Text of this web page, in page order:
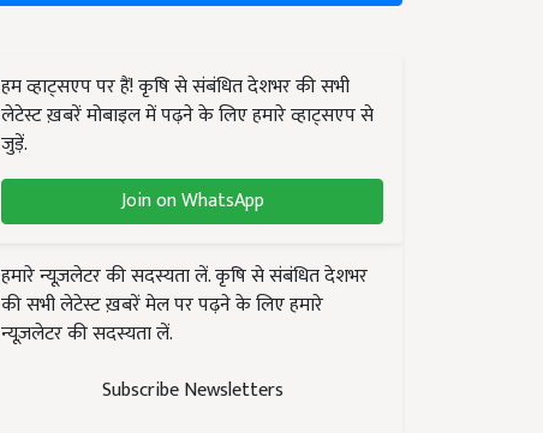
हम व्हाट्सएप पर हैं! कृषि से संबंधित देशभर की सभी
लेटेस्ट ख़बरें मोबाइल में पढ़ने के लिए हमारे व्हाट्सएप से
जुड़ें.
Join on WhatsApp
हमारे न्यूज़लेटर की सदस्यता लें. कृषि से संबंधित देशभर
की सभी लेटेस्ट ख़बरें मेल पर पढ़ने के लिए हमारे
न्यूज़लेटर की सदस्यता लें.
Subscribe Newsletters